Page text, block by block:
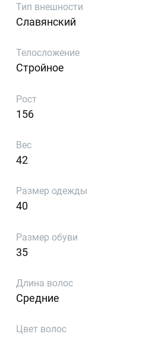
Тип внешности
Славянский
Телосложение
Стройное
Рост
156
Вес
42
Размер одежды
40
Размер обуви
35
Длина волос
Средние
Цвет волос